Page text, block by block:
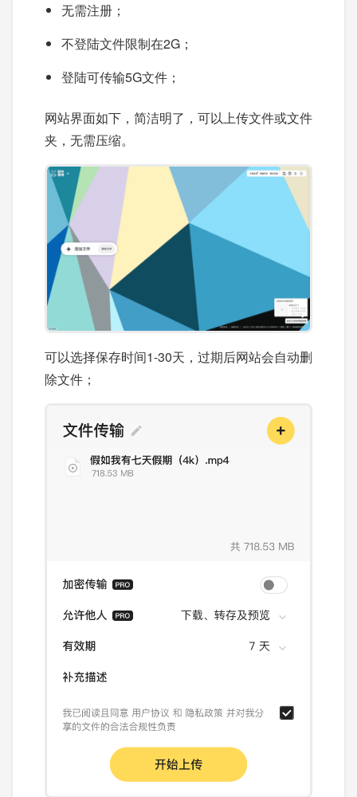
无需注册；
不登陆文件限制在2G；
登陆可传输5G文件；
网站界面如下，简洁明了，可以上传文件或文件
夹，无需压缩。
可以选择保存时间1-30天，过期后网站会自动删
除文件；